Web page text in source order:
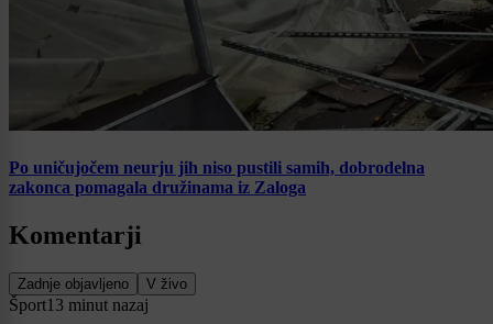
Po uničujočem neurju jih niso pustili samih, dobrodelna
zakonca pomagala družinama iz Zaloga
Komentarji
Zadnje objavljeno V živo
Šport13 minut nazaj